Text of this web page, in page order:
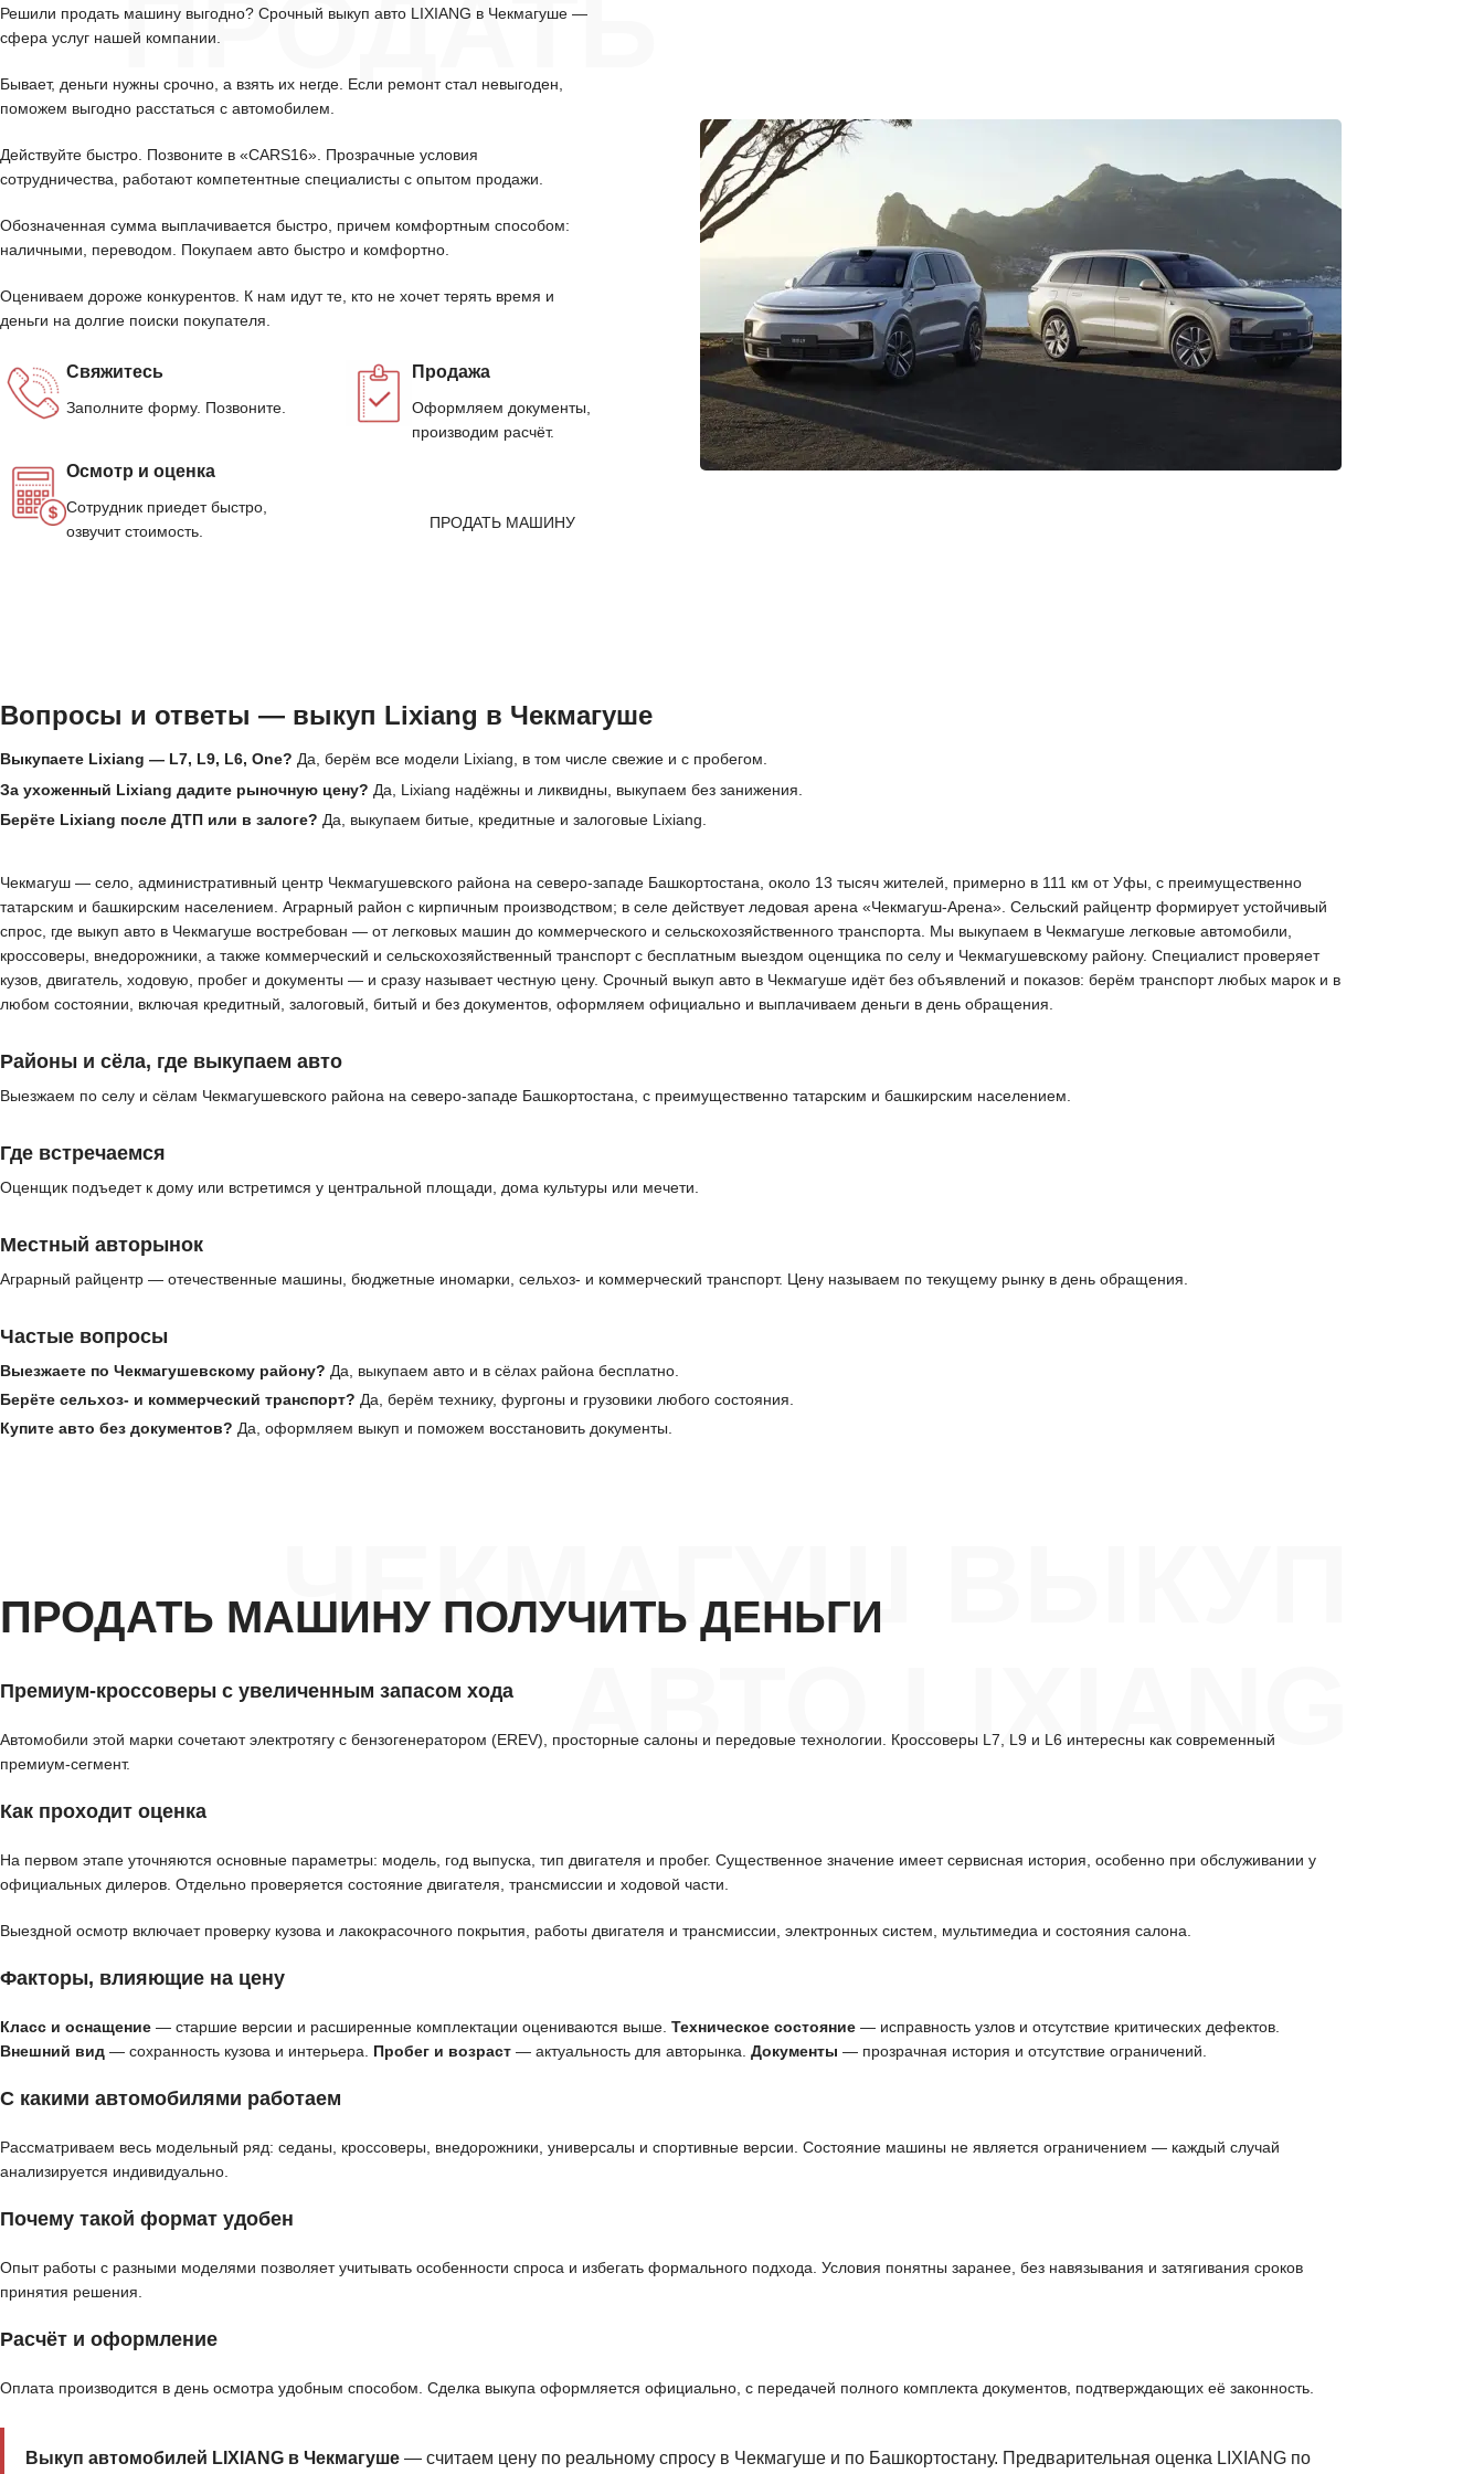
ПРОДАТЬ
Решили продать машину выгодно? Срочный выкуп авто LIXIANG в Чекмагуше —
сфера услуг нашей компании.
Бывает, деньги нужны срочно, а взять их негде. Если ремонт стал невыгоден,
поможем выгодно расстаться с автомобилем.
Действуйте быстро. Позвоните в «CARS16». Прозрачные условия
сотрудничества, работают компетентные специалисты с опытом продажи.
Обозначенная сумма выплачивается быстро, причем комфортным способом:
наличными, переводом. Покупаем авто быстро и комфортно.
Оцениваем дороже конкурентов. К нам идут те, кто не хочет терять время и
деньги на долгие поиски покупателя.
Свяжитесь
Заполните форму. Позвоните.
Осмотр и оценка
Сотрудник приедет быстро,
озвучит стоимость.
Продажа
Оформляем документы,
производим расчёт.
ПРОДАТЬ МАШИНУ
Вопросы и ответы — выкуп Lixiang в Чекмагуше
Выкупаете Lixiang — L7, L9, L6, One? Да, берём все модели Lixiang, в том числе свежие и с пробегом.
За ухоженный Lixiang дадите рыночную цену? Да, Lixiang надёжны и ликвидны, выкупаем без занижения.
Берёте Lixiang после ДТП или в залоге? Да, выкупаем битые, кредитные и залоговые Lixiang.
Чекмагуш — село, административный центр Чекмагушевского района на северо-западе Башкортостана, около 13 тысяч жителей, примерно в 111 км от Уфы, с преимущественно
татарским и башкирским населением. Аграрный район с кирпичным производством; в селе действует ледовая арена «Чекмагуш-Арена». Сельский райцентр формирует устойчивый
спрос, где выкуп авто в Чекмагуше востребован — от легковых машин до коммерческого и сельскохозяйственного транспорта. Мы выкупаем в Чекмагуше легковые автомобили,
кроссоверы, внедорожники, а также коммерческий и сельскохозяйственный транспорт с бесплатным выездом оценщика по селу и Чекмагушевскому району. Специалист проверяет
кузов, двигатель, ходовую, пробег и документы — и сразу называет честную цену. Срочный выкуп авто в Чекмагуше идёт без объявлений и показов: берём транспорт любых марок и в
любом состоянии, включая кредитный, залоговый, битый и без документов, оформляем официально и выплачиваем деньги в день обращения.
Районы и сёла, где выкупаем авто
Выезжаем по селу и сёлам Чекмагушевского района на северо-западе Башкортостана, с преимущественно татарским и башкирским населением.
Где встречаемся
Оценщик подъедет к дому или встретимся у центральной площади, дома культуры или мечети.
Местный авторынок
Аграрный райцентр — отечественные машины, бюджетные иномарки, сельхоз- и коммерческий транспорт. Цену называем по текущему рынку в день обращения.
Частые вопросы
Выезжаете по Чекмагушевскому району? Да, выкупаем авто и в сёлах района бесплатно.
Берёте сельхоз- и коммерческий транспорт? Да, берём технику, фургоны и грузовики любого состояния.
Купите авто без документов? Да, оформляем выкуп и поможем восстановить документы.
ЧЕКМАГУШ ВЫКУП
АВТО LIXIANG
ПРОДАТЬ МАШИНУ ПОЛУЧИТЬ ДЕНЬГИ
Премиум-кроссоверы с увеличенным запасом хода
Автомобили этой марки сочетают электротягу с бензогенератором (EREV), просторные салоны и передовые технологии. Кроссоверы L7, L9 и L6 интересны как современный
премиум-сегмент.
Как проходит оценка
На первом этапе уточняются основные параметры: модель, год выпуска, тип двигателя и пробег. Существенное значение имеет сервисная история, особенно при обслуживании у
официальных дилеров. Отдельно проверяется состояние двигателя, трансмиссии и ходовой части.
Выездной осмотр включает проверку кузова и лакокрасочного покрытия, работы двигателя и трансмиссии, электронных систем, мультимедиа и состояния салона.
Факторы, влияющие на цену
Класс и оснащение — старшие версии и расширенные комплектации оцениваются выше. Техническое состояние — исправность узлов и отсутствие критических дефектов.
Внешний вид — сохранность кузова и интерьера. Пробег и возраст — актуальность для авторынка. Документы — прозрачная история и отсутствие ограничений.
С какими автомобилями работаем
Рассматриваем весь модельный ряд: седаны, кроссоверы, внедорожники, универсалы и спортивные версии. Состояние машины не является ограничением — каждый случай
анализируется индивидуально.
Почему такой формат удобен
Опыт работы с разными моделями позволяет учитывать особенности спроса и избегать формального подхода. Условия понятны заранее, без навязывания и затягивания сроков
принятия решения.
Расчёт и оформление
Оплата производится в день осмотра удобным способом. Сделка выкупа оформляется официально, с передачей полного комплекта документов, подтверждающих её законность.
Выкуп автомобилей LIXIANG в Чекмагуше— считаем цену по реальному спросу в Чекмагуше и по Башкортостану. Предварительная оценка LIXIANG по